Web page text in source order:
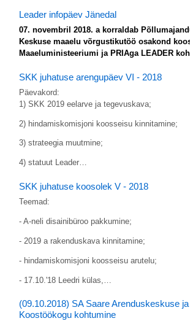
Leader infopäev Jänedal
07. novembril 2018. a korraldab
Keskuse maaelu võrgustikutöö osakond
Maaeluministeeriumi ja PRIAga LEADER
SKK juhatuse arengupäev VI - 2018
Päevakord:
1) SKK 2019 eelarve ja tegevuskava;
2) hindamiskomisjoni koosseisu kinnitamine;
3) strateegia muutmine;
4) statuut Leader…
SKK juhatuse koosolek V - 2018
Teemad:
- A-neli disainibüroo pakkumine;
- 2019 a rakenduskava kinnitamine;
- hindamiskomisjoni koosseisu arutelu;
- 17.10.'18 Leedri külas,…
(09.10.2018) SA Saare Arenduskeskuse
Koostöökogu kohtumine